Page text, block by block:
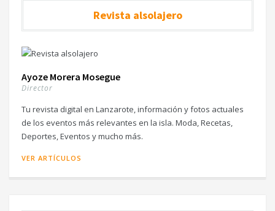
Revista alsolajero
Ayoze Morera Mosegue
Director
Tu revista digital en Lanzarote, información y fotos actuales
de los eventos más relevantes en la isla. Moda, Recetas,
Deportes, Eventos y mucho más.
VER ARTÍCULOS